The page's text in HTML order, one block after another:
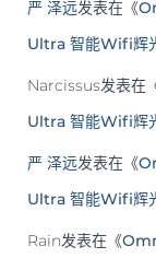
严 泽远发表在《
Ultra 智能Wifi辉
Narcissus发表在
Ultra 智能Wifi辉
严 泽远发表在《
Ultra 智能Wifi辉
Rain发表在《